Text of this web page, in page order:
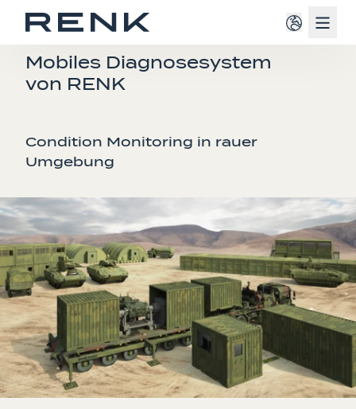
DEFENSE
Mobiles Diagnosesystem
von RENK
Condition Monitoring in rauer
Umgebung